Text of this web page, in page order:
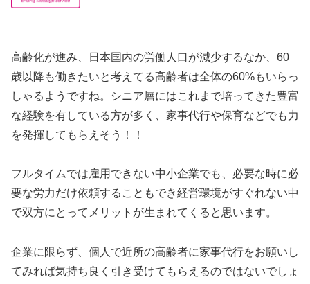
高齢化が進み、日本国内の労働人口が減少するなか、60
歳以降も働きたいと考えてる高齢者は全体の60%もいらっ
しゃるようですね。シニア層にはこれまで培ってきた豊富
な経験を有している方が多く、家事代行や保育などでも力
を発揮してもらえそう！！
フルタイムでは雇用できない中小企業でも、必要な時に必
要な労力だけ依頼することもでき経営環境がすぐれない中
で双方にとってメリットが生まれてくると思います。
企業に限らず、個人で近所の高齢者に家事代行をお願いし
てみれば気持ち良く引き受けてもらえるのではないでしょ